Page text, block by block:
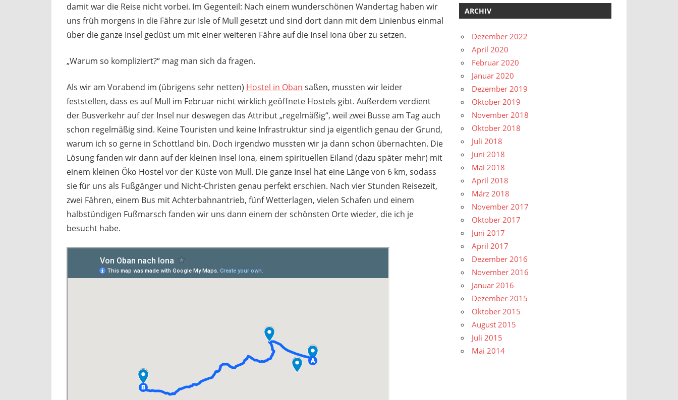
damit war die Reise nicht vorbei. Im Gegenteil: Nach einem wunderschönen Wandertag haben wir
uns früh morgens in die Fähre zur Isle of Mull gesetzt und sind dort dann mit dem Linienbus einmal
über die ganze Insel gedüst um mit einer weiteren Fähre auf die Insel Iona über zu setzen.
„Warum so kompliziert?“ mag man sich da fragen.
Als wir am Vorabend im (übrigens sehr netten) Hostel in Oban saßen, mussten wir leider
feststellen, dass es auf Mull im Februar nicht wirklich geöffnete Hostels gibt. Außerdem verdient
der Busverkehr auf der Insel nur deswegen das Attribut „regelmäßig“, weil zwei Busse am Tag auch
schon regelmäßig sind. Keine Touristen und keine Infrastruktur sind ja eigentlich genau der Grund,
warum ich so gerne in Schottland bin. Doch irgendwo mussten wir ja dann schon übernachten. Die
Lösung fanden wir dann auf der kleinen Insel Iona, einem spirituellen Eiland (dazu später mehr) mit
einem kleinen Öko Hostel vor der Küste von Mull. Die ganze Insel hat eine Länge von 6 km, sodass
sie für uns als Fußgänger und Nicht-Christen genau perfekt erschien. Nach vier Stunden Reisezeit,
zwei Fähren, einem Bus mit Achterbahnantrieb, fünf Wetterlagen, vielen Schafen und einem
halbstündigen Fußmarsch fanden wir uns dann einem der schönsten Orte wieder, die ich je
besucht habe.
ARCHIV
Dezember 2022
April 2020
Februar 2020
Januar 2020
Dezember 2019
Oktober 2019
November 2018
Oktober 2018
Juli 2018
Juni 2018
Mai 2018
April 2018
März 2018
November 2017
Oktober 2017
Juni 2017
April 2017
Dezember 2016
November 2016
Januar 2016
Dezember 2015
Oktober 2015
August 2015
Juli 2015
Mai 2014